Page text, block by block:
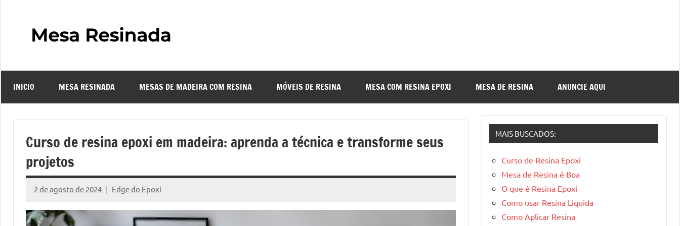
Resinada
–
Como
Mesa
resinadas,
a
encontra
INICIO MESA RESINADA MESAS DE MADEIRA COM RESINA MÓVEIS DE RESINA MESA COM RESINA EPOXI MESA DE RESINA ANUNCIE AQUI
Curso de resina epoxi em madeira: aprenda a técnica e transforme seus
projetos
2 de agosto de 2024 Edge do Epoxi
Nenhum
Comentário
MAIS BUSCADOS:
Curso de Resina Epoxi
Mesa de Resina é Boa
O que é Resina Epoxi
Como usar Resina Liquida
Como Aplicar Resina